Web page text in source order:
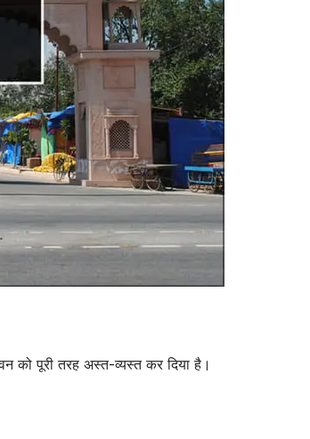
को पूरी तरह अस्त-व्यस्त कर दिया है।